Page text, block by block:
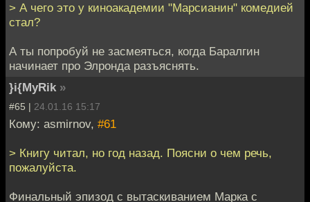
> А чего это у киноакадемии "Марсианин" комедией
стал?
А ты попробуй не засмеяться, когда Баралгин
начинает про Элронда разъяснять.
}i{MyRik »
#65 | 24.01.16 15:17
Кому: asmirnov, #61
> Книгу читал, но год назад. Поясни о чем речь,
пожалуйста.
Финальный эпизод с вытаскиванием Марка с